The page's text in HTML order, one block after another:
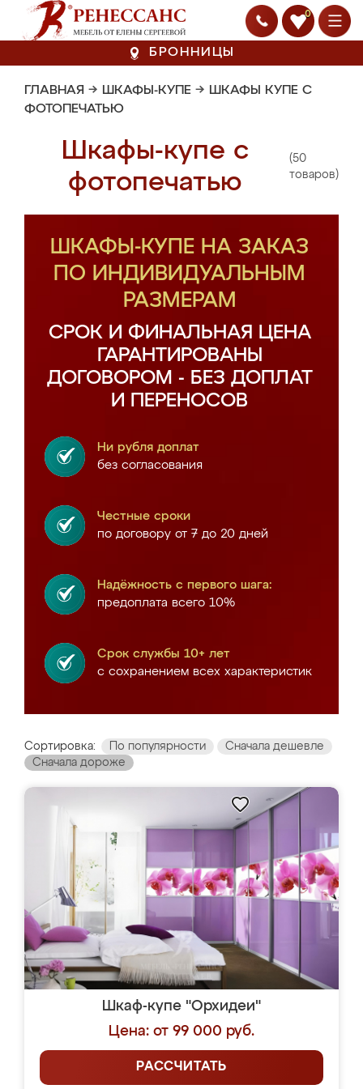
0
БРОННИЦЫ
ГЛАВНАЯ → ШКАФЫ-КУПЕ → ШКАФЫ КУПЕ С
ФОТОПЕЧАТЬЮ
Шкафы-купе с
фотопечатью
(50
товаров)
ШКАФЫ-КУПЕ НА ЗАКАЗ
ПО ИНДИВИДУАЛЬНЫМ
РАЗМЕРАМ
СРОК И ФИНАЛЬНАЯ ЦЕНА
ГАРАНТИРОВАНЫ
ДОГОВОРОМ - БЕЗ ДОПЛАТ
И ПЕРЕНОСОВ
Ни рубля доплат
без согласования
Честные сроки
по договору от 7 до 20 дней
Надёжность с первого шага:
предоплата всего 10%
Срок службы 10+ лет
с сохранением всех характеристик
Сортировка: По популярности
Сначала дешевле
Сначала дороже
Шкаф-купе "Орхидеи"
Цена: от 99 000 руб.
РАССЧИТАТЬ